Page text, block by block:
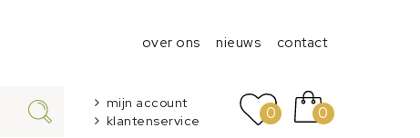
over ons nieuws contact
mijn account
klantenservice
0 0